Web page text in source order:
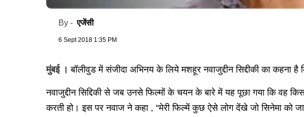
By -एजेंसी
6 Sept 2018 1:35 PM
मुंबई ।बॉलीवुड में संजीदा अभिनय के लिये मशहूर नवाजुद्दीन सिद्दीकी का कहना
नवाजुद्दीन सिद्दिकी से जब उनसे फिल्मों के चयन के बारे में यह पूछा गया कि वह
करती हो। इस पर नवाज ने कहा , “मेरी फिल्में कुछ ऐसे लोग देंखे जो सिनेमा को